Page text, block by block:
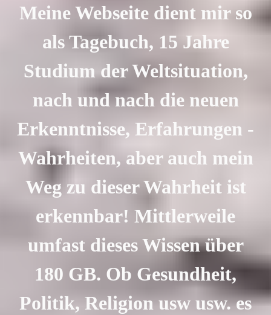
Meine Webseite dient mir so
als Tagebuch, 15 Jahre
Studium der Weltsituation,
nach und nach die neuen
Erkenntnisse, Erfahrungen -
Wahrheiten, aber auch mein
Weg zu dieser Wahrheit ist
erkennbar! Mittlerweile
umfast dieses Wissen über
180 GB. Ob Gesundheit,
Politik, Religion usw usw. es